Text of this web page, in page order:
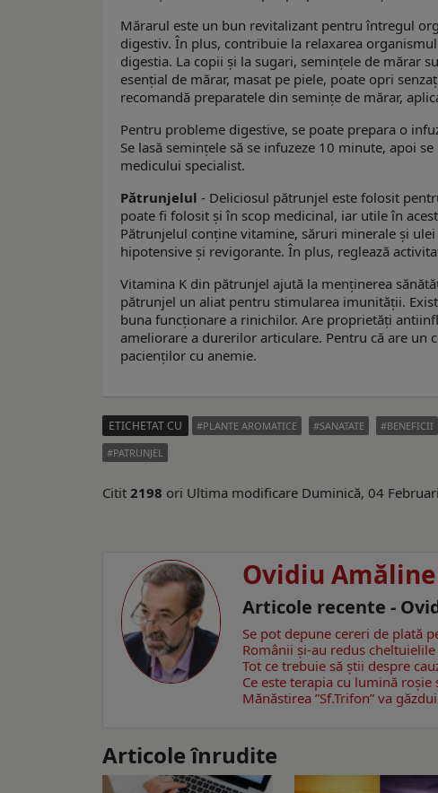
Mărarul este un bun revitalizant pentru întregul
digestiv. În plus, contribuie la relaxarea
digestia. La copii și la sugari, semințele de mărar
esențial de mărar, masat pe piele, poate opri
recomandă preparatele din semințe de mărar,
Pentru probleme digestive, se poate prepara o
Se lasă semințele să se infuzeze 10 minute, apoi
medicului specialist.
Pătrunjelul - Deliciosul pătrunjel este folosit
poate fi folosit și în scop medicinal, iar utile în
Pătrunjelul conține vitamine, săruri minerale și
hipotensive și revigorante. În plus, reglează
Vitamina K din pătrunjel ajută la menținerea
pătrunjel un aliat pentru stimularea imunității.
buna funcționare a rinichilor. Are proprietăți
ameliorare a durerilor articulare. Pentru că are
pacienților cu anemie.
ETICHETAT CU PLANTE AROMATICE SANATATE BENEFICII
PATRUNJEL
Citit 2198 ori Ultima modificare Duminică, 04
Ovidiu
Articole recente -
Se pot depune cereri de plată
Românii şi-au redus
Tot ce trebuie să știi despre
Ce este terapia cu lumină roșie
Mănăstirea ”Sf.Trifon” va
Articole înrudite